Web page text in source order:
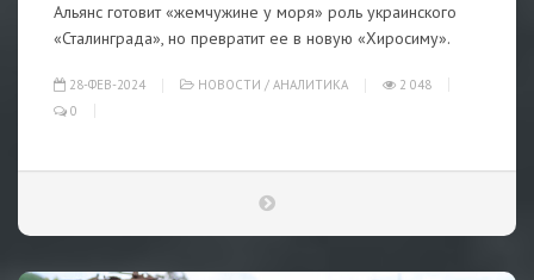
Альянс готовит «жемчужине у моря» роль украинского
«Сталинграда», но превратит ее в новую «Хиросиму».
28-ФЕВ-2024 НОВОСТИ / АНАЛИТИКА
2 048
0